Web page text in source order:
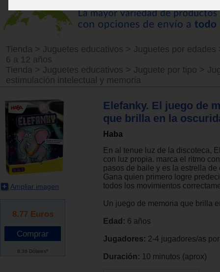
Tienda > Juguetes educativos > Juguetes por edades
6 a 12 años
Tienda > Juguetes educativos > Juguete por tipo >
estimulación intelectual y memoria
Ampliar imagen
8.77 Euros
8.36 Dólares*
Elefanky. El juego de
que brilla en la
Haba
En al tenue luz de la discoteca,
con luz propia. marca el ritmo
pasos de baile y es la estrella de
Gana quien primero logre
todos los movimientos
Un juego de memoria que brilla
Edad: 6 años
Jugadores: 2-4 jugadores/as
Duración: 10 minutos (aprox)